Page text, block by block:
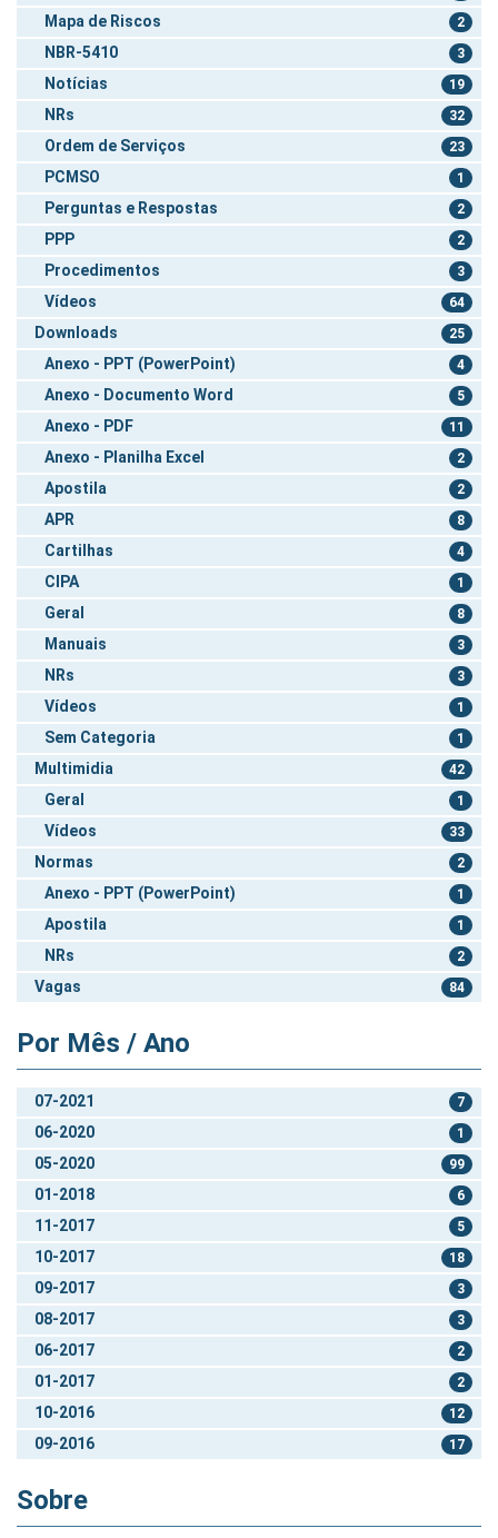
Mapa de Riscos 2
NBR-5410 3
Notícias 19
NRs 32
Ordem de Serviços 23
PCMSO 1
Perguntas e Respostas 2
PPP 2
Procedimentos 3
Vídeos 64
Downloads 25
Anexo - PPT (PowerPoint) 4
Anexo - Documento Word 5
Anexo - PDF 11
Anexo - Planilha Excel 2
Apostila 2
APR 8
Cartilhas 4
CIPA 1
Geral 8
Manuais 3
NRs 3
Vídeos 1
Sem Categoria 1
Multimidia 42
Geral 1
Vídeos 33
Normas 2
Anexo - PPT (PowerPoint) 1
Apostila 1
NRs 2
Vagas 84
Por Mês / Ano
07-2021 7
06-2020 1
05-2020 99
01-2018 6
11-2017 5
10-2017 18
09-2017 3
08-2017 3
06-2017 2
01-2017 2
10-2016 12
09-2016 17
Sobre